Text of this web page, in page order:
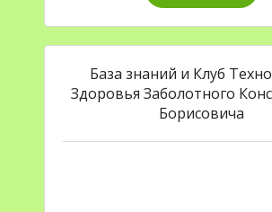
База знаний и Клуб
Здоровья Заболотного
Борисовича